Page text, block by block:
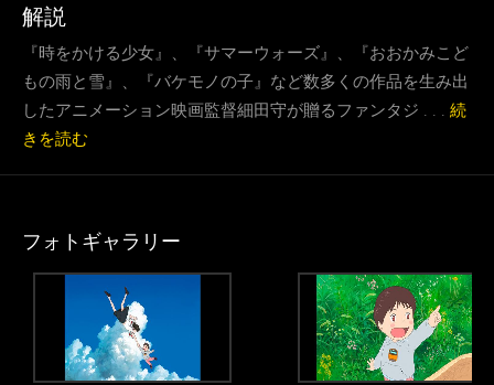
解説
『時をかける少女』、『サマーウォーズ』、『おおかみこど
もの雨と雪』、『バケモノの子』など数多くの作品を生み出
したアニメーション映画監督細田守が贈るファンタジ . . . 続
きを読む
フォトギャラリー